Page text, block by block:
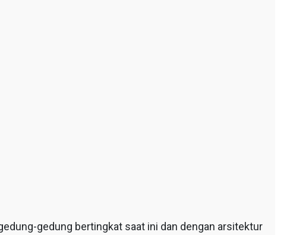
gedung bertingkat saat ini dan dengan arsitektur